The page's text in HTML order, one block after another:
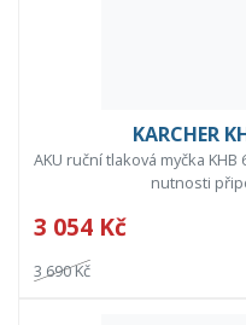
KARCHER
AKU ruční tlaková myčka
nutnosti
3 054 Kč
3 690 Kč